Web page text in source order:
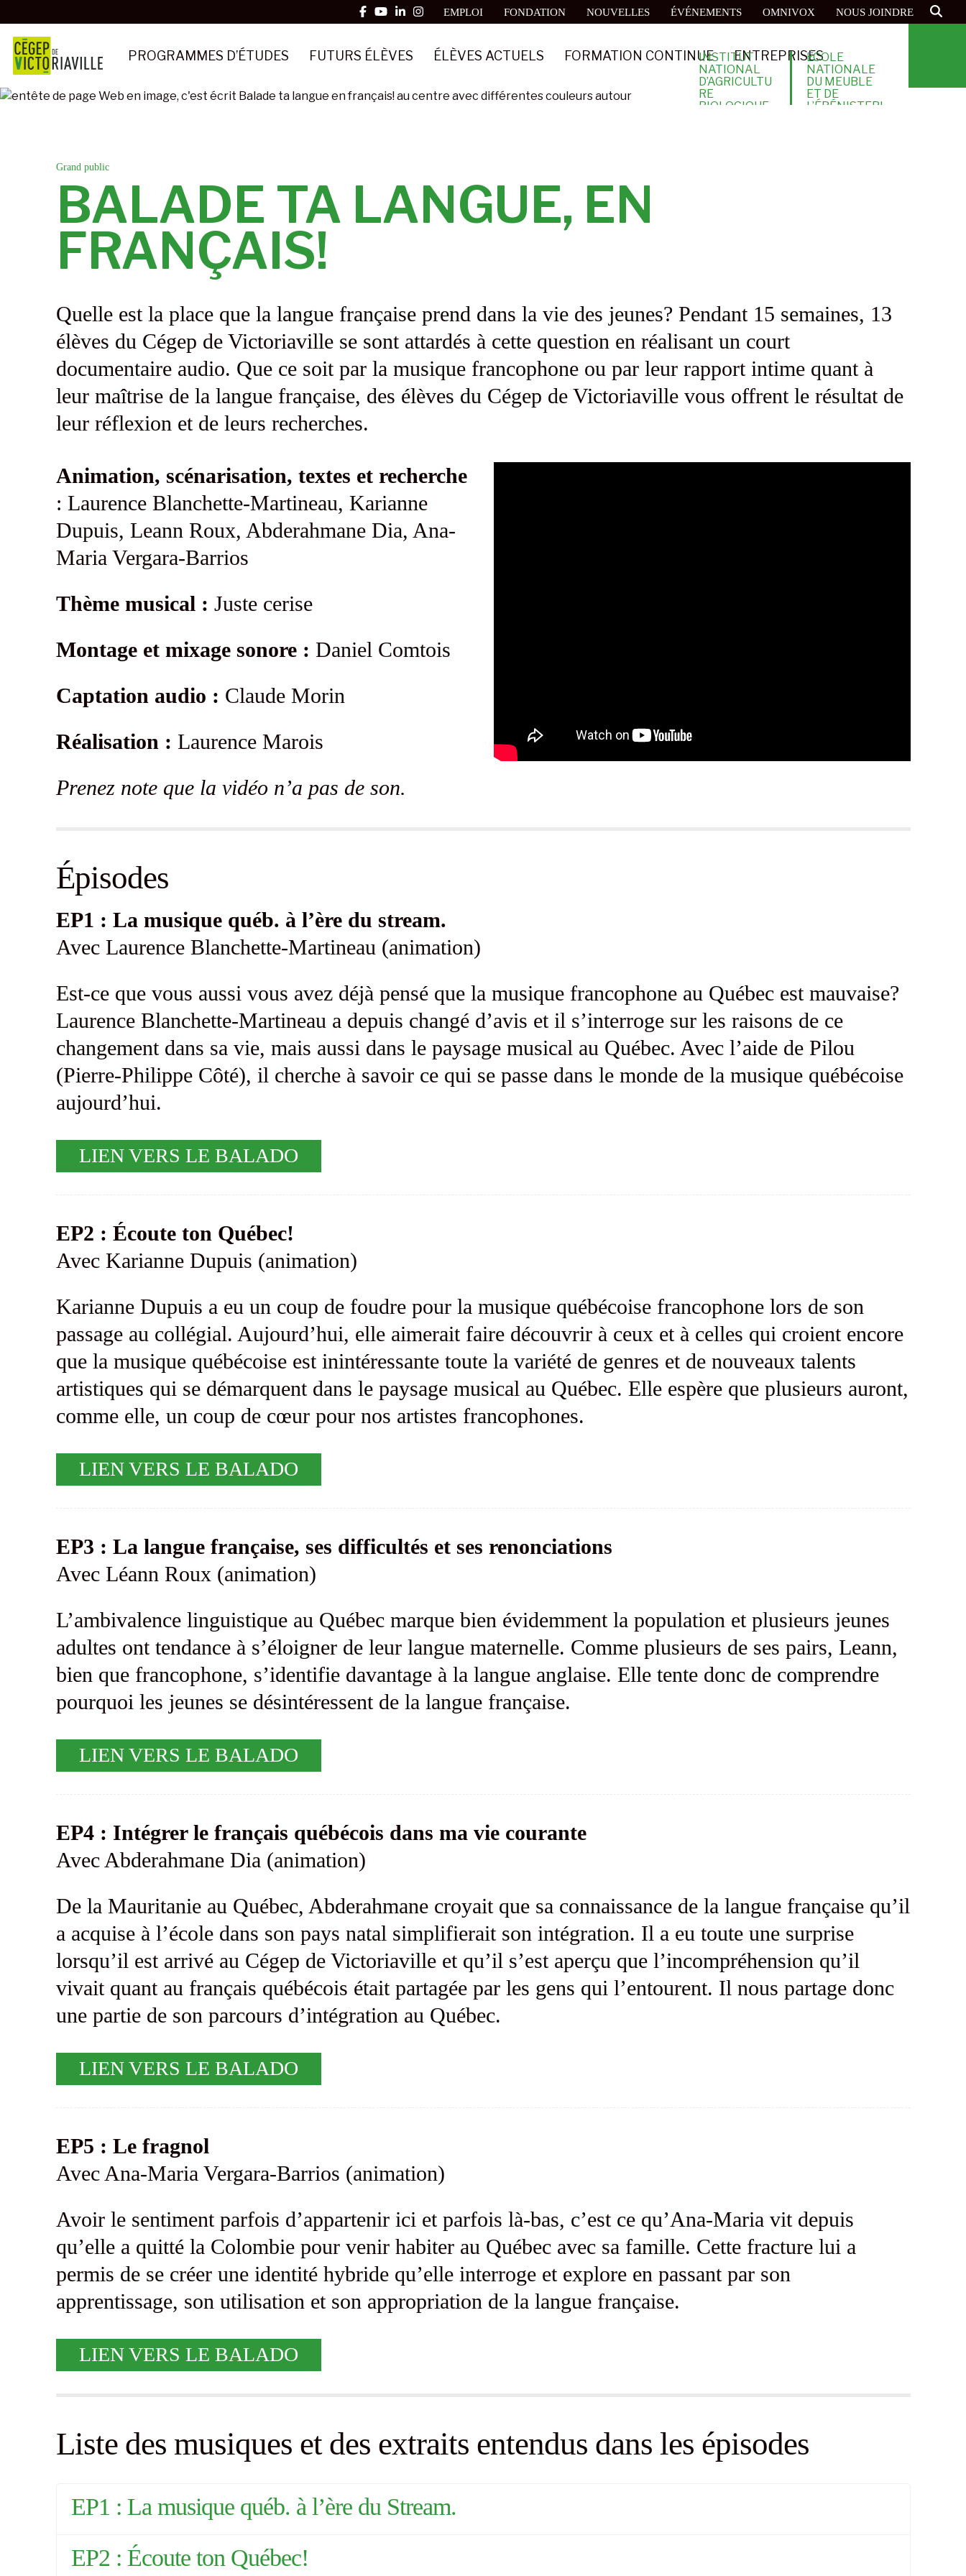
au
contenu
principal
EMPLOI FONDATION NOUVELLES ÉVÉNEMENTS OMNIVOX NOUS JOINDRE
PROGRAMMES D’ÉTUDES FUTURS ÉLÈVES ÉLÈVES ACTUELS FORMATION CONTINUE ENTREPRISESÉCOLE
NATIONALE
DU MEUBLE
ET DE
L’ÉBÉNISTERI
INSTITUT
NATIONAL
D’AGRICULTU
RE
BIOLOGIQUE
Grand public
BALADE TA LANGUE, EN
FRANÇAIS!
Quelle est la place que la langue française prend dans la vie des jeunes? Pendant 15 semaines, 13
élèves du Cégep de Victoriaville se sont attardés à cette question en réalisant un court
documentaire audio. Que ce soit par la musique francophone ou par leur rapport intime quant à
leur maîtrise de la langue française, des élèves du Cégep de Victoriaville vous offrent le résultat de
leur réflexion et de leurs recherches.
Animation, scénarisation, textes et recherche
: Laurence Blanchette-Martineau, Karianne
Dupuis, Leann Roux, Abderahmane Dia, Ana-
Maria Vergara-Barrios
Thème musical : Juste cerise
Montage et mixage sonore : Daniel Comtois
Captation audio : Claude Morin
Réalisation : Laurence Marois
Prenez note que la vidéo n’a pas de son.
Épisodes
EP1 : La musique québ. à l’ère du stream.
Avec Laurence Blanchette-Martineau (animation)
Est-ce que vous aussi vous avez déjà pensé que la musique francophone au Québec est mauvaise?
Laurence Blanchette-Martineau a depuis changé d’avis et il s’interroge sur les raisons de ce
changement dans sa vie, mais aussi dans le paysage musical au Québec. Avec l’aide de Pilou
(Pierre-Philippe Côté), il cherche à savoir ce qui se passe dans le monde de la musique québécoise
aujourd’hui.
LIEN VERS LE BALADO
EP2 : Écoute ton Québec!
Avec Karianne Dupuis (animation)
Karianne Dupuis a eu un coup de foudre pour la musique québécoise francophone lors de son
passage au collégial. Aujourd’hui, elle aimerait faire découvrir à ceux et à celles qui croient encore
que la musique québécoise est inintéressante toute la variété de genres et de nouveaux talents
artistiques qui se démarquent dans le paysage musical au Québec. Elle espère que plusieurs auront,
comme elle, un coup de cœur pour nos artistes francophones.
LIEN VERS LE BALADO
EP3 : La langue française, ses difficultés et ses renonciations
Avec Léann Roux (animation)
L’ambivalence linguistique au Québec marque bien évidemment la population et plusieurs jeunes
adultes ont tendance à s’éloigner de leur langue maternelle. Comme plusieurs de ses pairs, Leann,
bien que francophone, s’identifie davantage à la langue anglaise. Elle tente donc de comprendre
pourquoi les jeunes se désintéressent de la langue française.
LIEN VERS LE BALADO
EP4 : Intégrer le français québécois dans ma vie courante
Avec Abderahmane Dia (animation)
De la Mauritanie au Québec, Abderahmane croyait que sa connaissance de la langue française qu’il
a acquise à l’école dans son pays natal simplifierait son intégration. Il a eu toute une surprise
lorsqu’il est arrivé au Cégep de Victoriaville et qu’il s’est aperçu que l’incompréhension qu’il
vivait quant au français québécois était partagée par les gens qui l’entourent. Il nous partage donc
une partie de son parcours d’intégration au Québec.
LIEN VERS LE BALADO
EP5 : Le fragnol
Avec Ana-Maria Vergara-Barrios (animation)
Avoir le sentiment parfois d’appartenir ici et parfois là-bas, c’est ce qu’Ana-Maria vit depuis
qu’elle a quitté la Colombie pour venir habiter au Québec avec sa famille. Cette fracture lui a
permis de se créer une identité hybride qu’elle interroge et explore en passant par son
apprentissage, son utilisation et son appropriation de la langue française.
LIEN VERS LE BALADO
Liste des musiques et des extraits entendus dans les épisodes
EP1 : La musique québ. à l’ère du Stream.
EP2 : Écoute ton Québec!